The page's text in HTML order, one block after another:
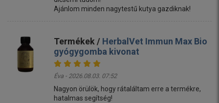
Ajánlom minden nagytestű kutya gazdiknak!
Termékek / HerbalVet Immun Max Bio
gyógygomba kivonat
Éva - 2026.08.03. 07:52
Nagyon örülök, hogy rátaláltam erre a termékre,
hatalmas segítség!